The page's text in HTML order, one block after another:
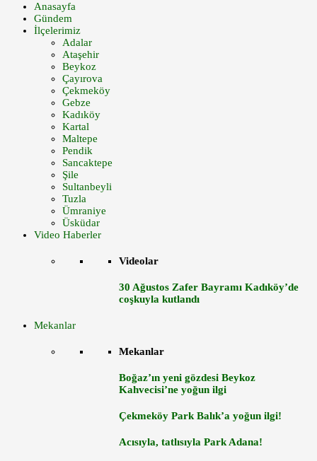
Anasayfa
Gündem
İlçelerimiz
Adalar
Ataşehir
Beykoz
Çayırova
Çekmeköy
Gebze
Kadıköy
Kartal
Maltepe
Pendik
Sancaktepe
Şile
Sultanbeyli
Tuzla
Ümraniye
Üsküdar
Video Haberler
Videolar
30 Ağustos Zafer Bayramı Kadıköy’de
coşkuyla kutlandı
Mekanlar
Mekanlar
Boğaz’ın yeni gözdesi Beykoz
Kahvecisi’ne yoğun ilgi
Çekmeköy Park Balık’a yoğun ilgi!
Acısıyla, tatlısıyla Park Adana!